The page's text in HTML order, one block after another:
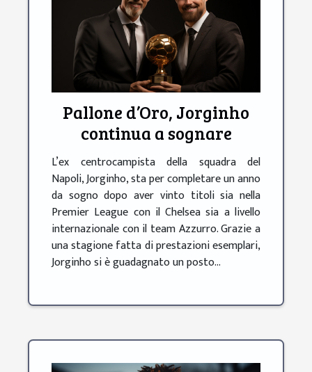
Pallone d’Oro, Jorginho
continua a sognare
L’ex centrocampista della squadra del
Napoli, Jorginho, sta per completare un anno
da sogno dopo aver vinto titoli sia nella
Premier League con il Chelsea sia a livello
internazionale con il team Azzurro. Grazie a
una stagione fatta di prestazioni esemplari,
Jorginho si è guadagnato un posto...